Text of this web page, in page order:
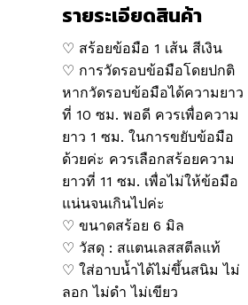
รายระเอียดสินค้า
♡ สร้อยข้อมือ 1 เส้น สีเงิน
♡ การวัดรอบข้อมือโดยปกติ
หากวัดรอบข้อมือได้ความยาว
ที่ 10 ซม. พอดี ควรเพื่อความ
ยาว 1 ซม. ในการขยับข้อมือ
ด้วยค่ะ ควรเลือกสร้อยความ
ยาวที่ 11 ซม. เพื่อไม่ให้ข้อมือ
แน่นจนเกินไปค่ะ
♡ ขนาดสร้อย 6 มิล
♡ วัสดุ : สแตนเลสสตีลแท้
♡ ใส่อาบน้ำได้ไม่ขึ้นสนิม ไม่
ลอก ไม่ดำ ไม่เขียว